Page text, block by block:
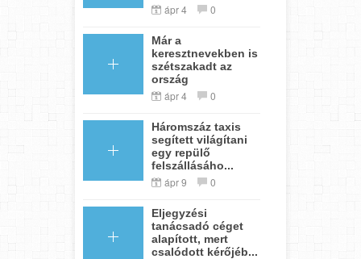
ápr 4 0
Már a
keresztnevekben is
szétszakadt az
ország
ápr 4 0
Háromszáz taxis
segített világítani
egy repülő
felszállásáho...
ápr 9 0
Eljegyzési
tanácsadó céget
alapított, mert
csalódott kérőjéb...